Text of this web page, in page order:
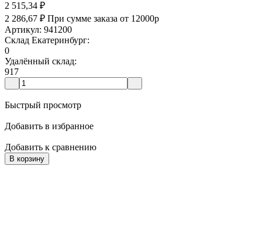
2 515,34 ₽
2 286,67 ₽ При сумме заказа от 12000р
Артикул: 941200
Склад Екатеринбург:
0
Удалённый склад:
917
Быстрый просмотр
Добавить в избранное
Добавить к сравнению
В корзину